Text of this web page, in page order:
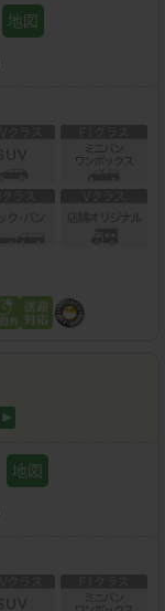
地図
地図